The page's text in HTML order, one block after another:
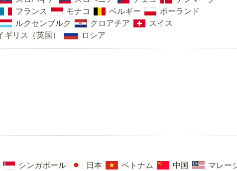
フランス モナコ ベルギー
ポーランド
ルクセンブルク クロアチア
スイス
ギリス（英国） ロシア
シンガポール 日本 ベトナム 中国
マレー